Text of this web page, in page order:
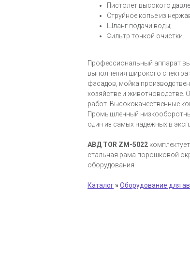
Пистолет высокого
Струйное копье из
Шланг подачи воды;
Фильтр тонкой очистки.
Профессиональный аппарат
выполнения широкого спектра
фасадов, мойка
хозяйстве и животноводстве.
работ. Высококачественные
Промышленный
один из самых надежных в
АВД TOR ZM-5022
стальная рама порошковой
оборудования.
Каталог»Оборудование для